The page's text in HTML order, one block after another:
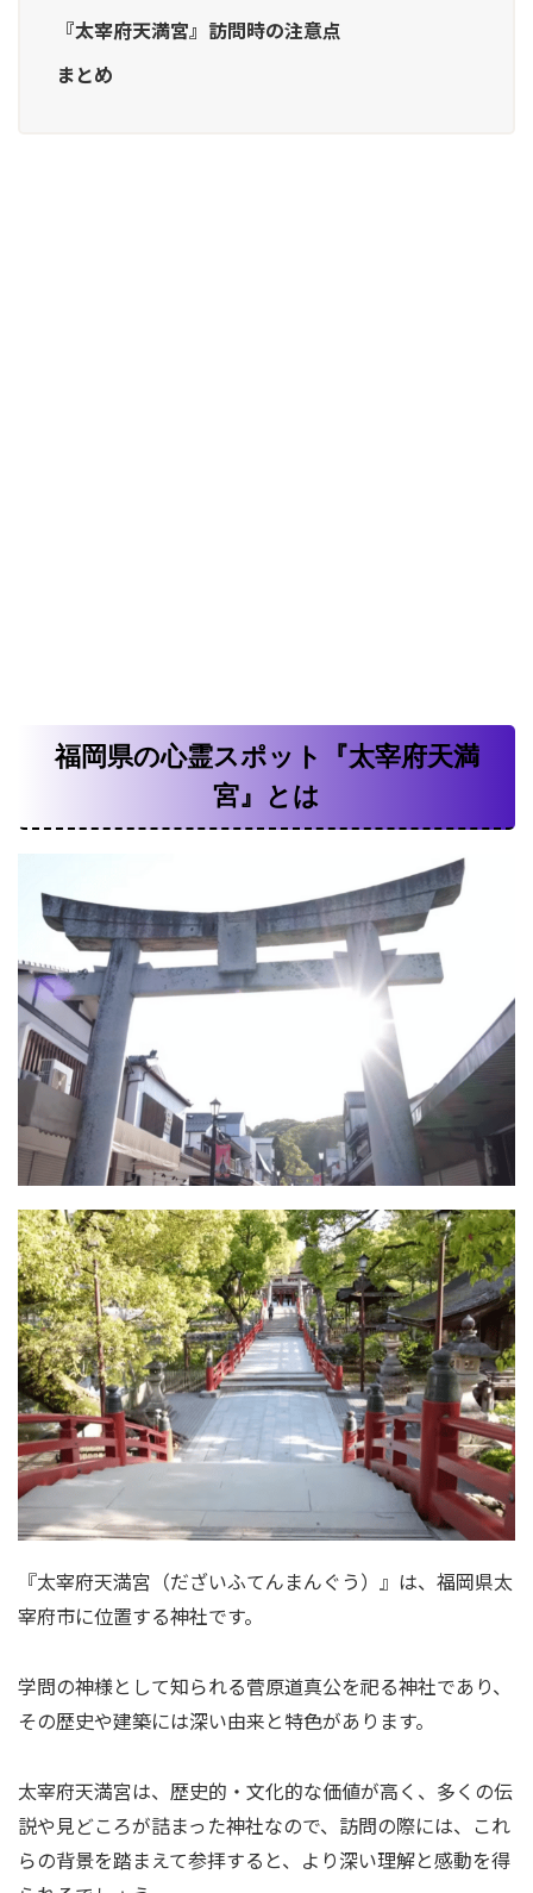
『太宰府天満宮』訪問時の注意点
まとめ
福岡県の心霊スポット『太宰府天満
宮』とは
『太宰府天満宮（だざいふてんまんぐう）』は、福岡県太
宰府市に位置する神社です。
学問の神様として知られる菅原道真公を祀る神社であり、
その歴史や建築には深い由来と特色があります。
太宰府天満宮は、歴史的・文化的な価値が高く、多くの伝
説や見どころが詰まった神社なので、訪問の際には、これ
らの背景を踏まえて参拝すると、より深い理解と感動を得